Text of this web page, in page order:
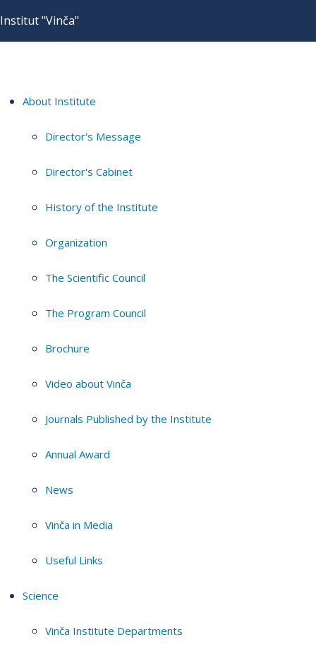
Institut "Vinča"
About Institute
Director's Message
Director's Cabinet
History of the Institute
Organization
The Scientific Council
The Program Council
Brochure
Video about Vinča
Journals Published by the Institute
Annual Award
News
Vinča in Media
Useful Links
Science
Vinča Institute Departments